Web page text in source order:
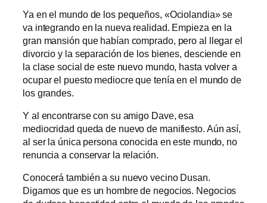
Ya en el mundo de los pequeños, «Ociolandia» se
va integrando en la nueva realidad. Empieza en la
gran mansión que habían comprado, pero al llegar el
divorcio y la separación de los bienes, desciende en
la clase social de este nuevo mundo, hasta volver a
ocupar el puesto mediocre que tenía en el mundo de
los grandes.
Y al encontrarse con su amigo Dave, esa
mediocridad queda de nuevo de manifiesto. Aún así,
al ser la única persona conocida en este mundo, no
renuncia a conservar la relación.
Conocerá también a su nuevo vecino Dusan.
Digamos que es un hombre de negocios. Negocios